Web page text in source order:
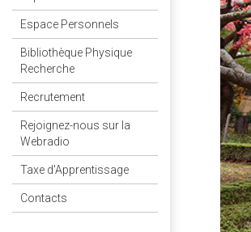
Espace Personnels
Bibliothèque Physique
Recherche
Recrutement
Rejoignez-nous sur la
Webradio
Taxe d'Apprentissage
Contacts